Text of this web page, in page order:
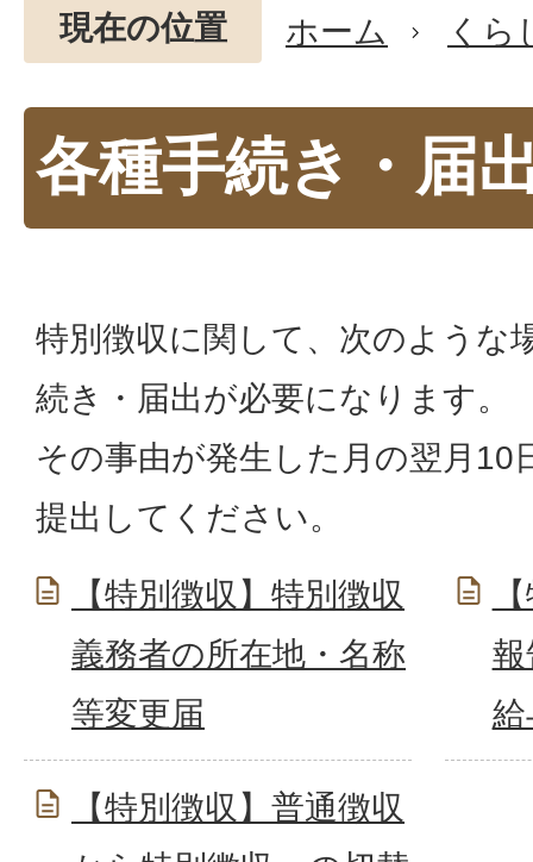
現在の位置
ホーム くら
各種手続き・届
特別徴収に関して、次のような
続き・届出が必要になります。
その事由が発生した月の翌月10
提出してください。
【特別徴収】特別徴収
義務者の所在地・名称
等変更届
給
【特別徴収】普通徴収